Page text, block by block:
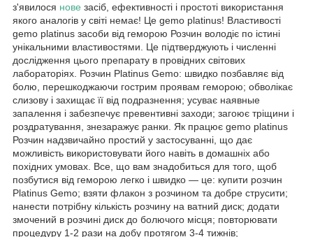
з'явилося нове засіб, ефективності і простоті використання
якого аналогів у світі немає! Це gemo platinus! Властивості
gemo platinus засоби від геморою Розчин володіє по істині
унікальними властивостями. Це підтверджують і численні
дослідження цього препарату в провідних світових
лабораторіях. Розчин Platinus Gemo: швидко позбавляє від
болю, перешкоджаючи гострим проявам геморою; обволікає
слизову і захищає її від подразнення; усуває наявные
запалення і забезпечує превентивні заходи; загоює тріщини і
роздратування, знезаражує ранки. Як працює gemo platinus
Розчин надзвичайно простий у застосуванні, що дає
можливість використовувати його навіть в домашніх або
похідних умовах. Все, що вам знадобиться для того, щоб
позбутися від геморою легко і швидко — це: купити розчин
Platinus Gemo; взяти флакон з розчином та добре струсити;
нанести потрібну кількість розчину на ватний диск; додати
змочений в розчині диск до болючого місця; повторювати
процедуру 1-2 рази на добу протягом 3-4 тижнів;